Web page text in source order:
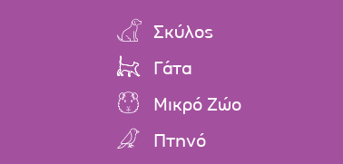
Σκύλος
Γάτα
Μικρό Ζώο
Πτηνό